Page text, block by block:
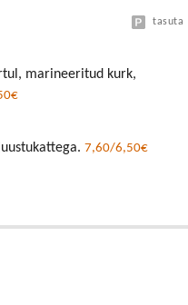
tasuta
marineeritud kurk,
7,60/6,50€